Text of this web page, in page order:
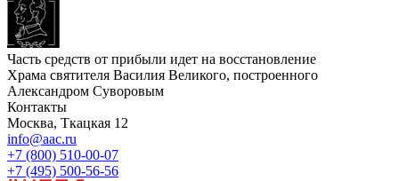
Часть средств от прибыли идет на восстановление
Храма святителя Василия Великого, построенного
Александром Суворовым
Контакты
Москва, Ткацкая 12
info@aac.ru
+7 (800) 510-00-07
+7 (495) 500-56-56